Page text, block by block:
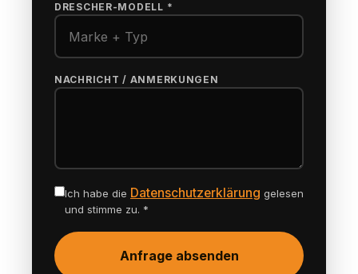
DRESCHER-MODELL *
NACHRICHT / ANMERKUNGEN
Ich habe die Datenschutzerklärung gelesen
und stimme zu. *
Anfrage absenden